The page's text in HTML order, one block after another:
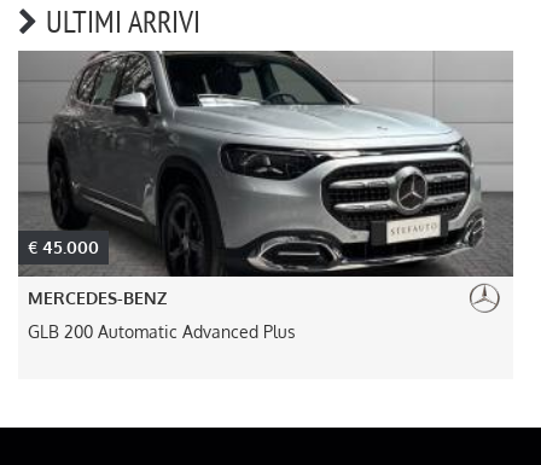
ULTIMI ARRIVI
€ 54.500
MERCEDES-BENZ
A 35 AMG 4Matic Premium Racing Collection